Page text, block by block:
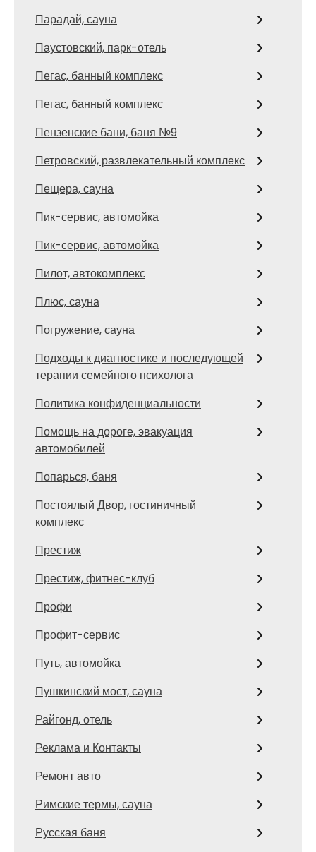
Парадай, сауна
Паустовский, парк-отель
Пегас, банный комплекс
Пегас, банный комплекс
Пензенские бани, баня №9
Петровский, развлекательный комплекс
Пещера, сауна
Пик-сервис, автомойка
Пик-сервис, автомойка
Пилот, автокомплекс
Плюс, сауна
Погружение, сауна
Подходы к диагностике и последующей
терапии семейного психолога
Политика конфиденциальности
Помощь на дороге, эвакуация
автомобилей
Попарься, баня
Постоялый Двор, гостиничный
комплекс
Престиж
Престиж, фитнес-клуб
Профи
Профит-сервис
Путь, автомойка
Пушкинский мост, сауна
Райгонд, отель
Реклама и Контакты
Ремонт авто
Римские термы, сауна
Русская баня